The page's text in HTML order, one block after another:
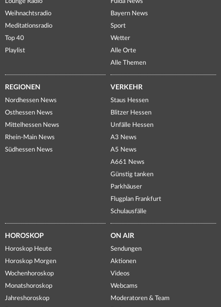
Lounge Radio
Weihnachtsradio
Meditationsradio
Top 40
Playlist
Fulda News
Bayern News
Sport
Wetter
Alle Orte
Alle Themen
REGIONEN
Nordhessen News
Osthessen News
Mittelhessen News
Rhein-Main News
Südhessen News
VERKEHR
Staus Hessen
Blitzer Hessen
Unfälle Hessen
A3 News
A5 News
A661 News
Günstig tanken
Parkhäuser
Flugplan Frankfurt
Schulausfälle
HOROSKOP
Horoskop Heute
Horoskop Morgen
Wochenhoroskop
Monatshoroskop
Jahreshoroskop
ON AIR
Sendungen
Aktionen
Videos
Webcams
Moderatoren & Team